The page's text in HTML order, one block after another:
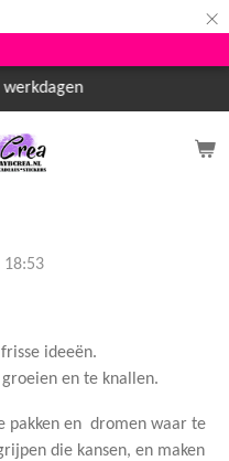
×
18:53
ideeën.
en te knallen.
pakken en dromen waar te
die kansen, en maken